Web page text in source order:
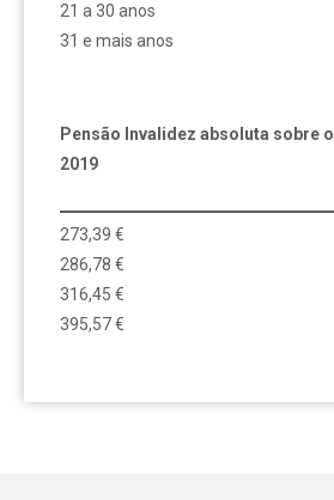
21 a 30 anos
31 e mais anos
Pensão Invalidez absoluta sobre
2019
273,39 €
286,78 €
316,45 €
395,57 €